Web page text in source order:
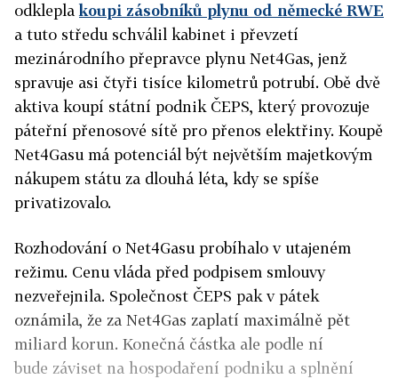
odkleplakoupi zásobníků plynu od německé RWE
a tuto středu schválil kabinet i převzetí
mezinárodního přepravce plynu Net4Gas, jenž
spravuje asi čtyři tisíce kilometrů potrubí. Obě dvě
aktiva koupí státní podnik ČEPS, který provozuje
páteřní přenosové sítě pro přenos elektřiny. Koupě
Net4Gasu má potenciál být největším majetkovým
nákupem státu za dlouhá léta, kdy se spíše
privatizovalo.
Rozhodování o Net4Gasu probíhalo v utajeném
režimu. Cenu vláda před podpisem smlouvy
nezveřejnila. Společnost ČEPS pak v pátek
oznámila, že za Net4Gas zaplatí maximálně pět
miliard korun. Konečná částka ale podle ní
bude záviset na hospodaření podniku a splnění